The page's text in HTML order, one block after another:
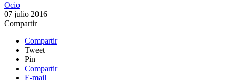
Ocio
07 julio 2016
Compartir
Compartir
Tweet
Pin
Compartir
E-mail